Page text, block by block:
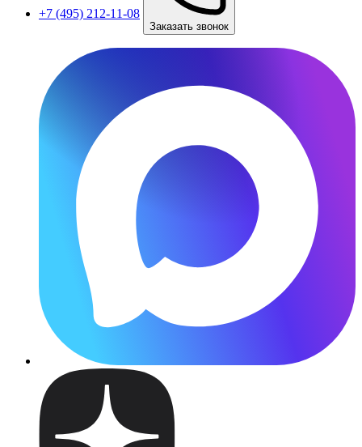
+7 (495) 212-11-08
Заказать звонок